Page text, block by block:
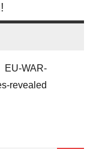
EU-WAR-
revealed